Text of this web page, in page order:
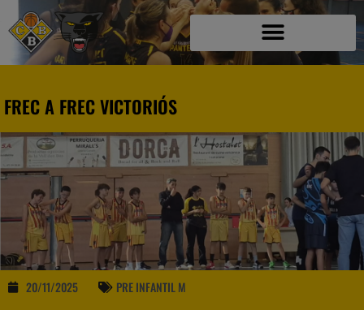
FREC A FREC VICTORIÓS
20/11/2025 PRE INFANTIL M